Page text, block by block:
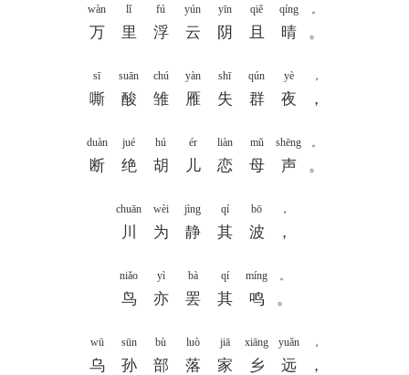
wàn
万
lǐ
里
fú
浮
yún
云
yīn
阴
qiě
且
qíng
晴
。
。
sī
嘶
suān
酸
chú
雏
yàn
雁
shī
失
qún
群
yè
夜
，
，
duàn
断
jué
绝
hú
胡
ér
儿
liàn
恋
mǔ
母
shēng
声
。
。
chuān
川
wèi
为
jìng
静
qí
其
bō
波
，
，
niǎo
鸟
yì
亦
bà
罢
qí
其
míng
鸣
。
。
wū
乌
sūn
孙
bù
部
luò
落
jiā
家
xiāng
乡
yuǎn
远
，
，